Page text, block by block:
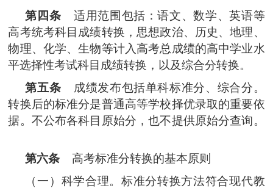
第四条 适用范围包括：语文、数学、英语等
高考统考科目成绩转换，思想政治、历史、地理、
物理、化学、生物等计入高考总成绩的高中学业水
平选择性考试科目成绩转换，以及综合分转换。
第五条 成绩发布包括单科标准分、综合分。
转换后的标准分是普通高等学校择优录取的重要依
据。不公布各科目原始分，也不提供原始分查询。
第六条 高考标准分转换的基本原则
（一）科学合理。标准分转换方法符合现代教